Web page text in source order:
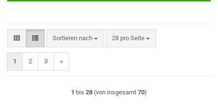
Sortieren nach
Sortieren nach 28 pro Seite
pro Seite
1 2 3 »
1 bis 28 (von insgesamt 70)